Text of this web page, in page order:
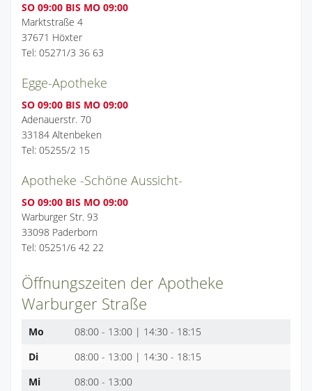
SO 09:00 BIS MO 09:00
Marktstraße 4
37671 Höxter
Tel: 05271/3 36 63
Egge-Apotheke
SO 09:00 BIS MO 09:00
Adenauerstr. 70
33184 Altenbeken
Tel: 05255/2 15
Apotheke -Schöne Aussicht-
SO 09:00 BIS MO 09:00
Warburger Str. 93
33098 Paderborn
Tel: 05251/6 42 22
Öffnungszeiten der Apotheke
Warburger Straße
Mo
08:00 - 13:00 | 14:30 - 18:15
Di
08:00 - 13:00 | 14:30 - 18:15
Mi
08:00 - 13:00